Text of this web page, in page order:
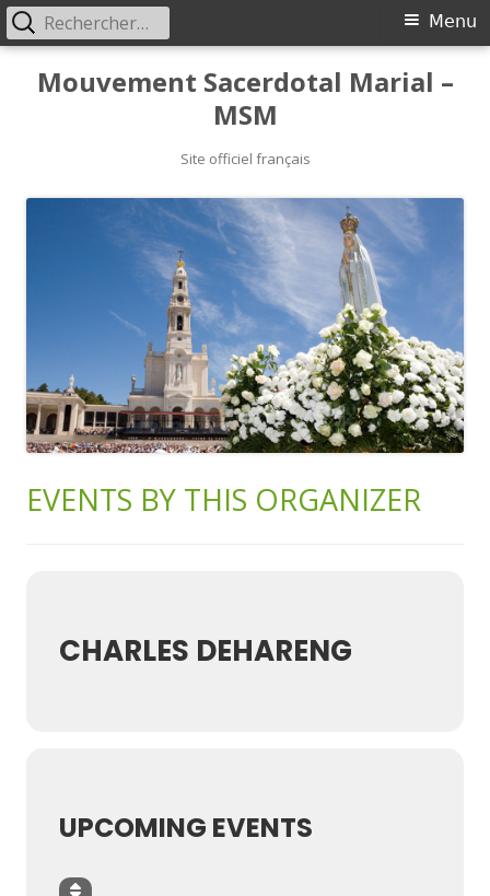
Mouvement Sacerdotal Marial –
MSM
Site officiel français
Primary
Menu
Menu
Rechercher :
EVENTS BY THIS ORGANIZER
CHARLES DEHARENG
UPCOMING EVENTS